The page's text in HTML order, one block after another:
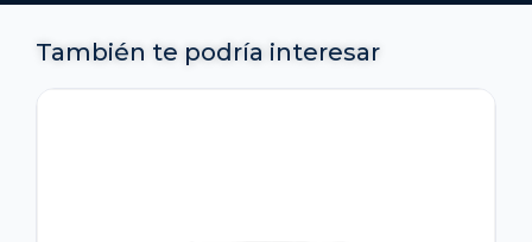
También te podría interesar